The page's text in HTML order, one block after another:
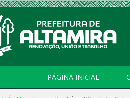
PÁGINA INICIAL